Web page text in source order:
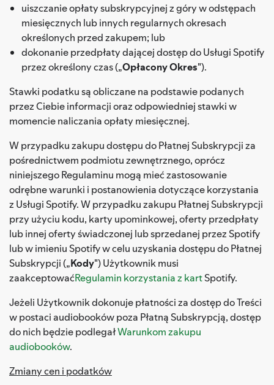
uiszczanie opłaty subskrypcyjnej z góry w odstępach
miesięcznych lub innych regularnych okresach
określonych przed zakupem; lub
dokonanie przedpłaty dającej dostęp do Usługi Spotify
przez określony czas („Opłacony Okres").
Stawki podatku są obliczane na podstawie podanych
przez Ciebie informacji oraz odpowiedniej stawki w
momencie naliczania opłaty miesięcznej.
W przypadku zakupu dostępu do Płatnej Subskrypcji za
pośrednictwem podmiotu zewnętrznego, oprócz
niniejszego Regulaminu mogą mieć zastosowanie
odrębne warunki i postanowienia dotyczące korzystania
z Usługi Spotify. W przypadku zakupu Płatnej Subskrypcji
przy użyciu kodu, karty upominkowej, oferty przedpłaty
lub innej oferty świadczonej lub sprzedanej przez Spotify
lub w imieniu Spotify w celu uzyskania dostępu do Płatnej
Subskrypcji („Kody") Użytkownik musi
zaakceptowaćRegulamin korzystania z kartSpotify.
Jeżeli Użytkownik dokonuje płatności za dostęp do Treści
w postaci audiobooków poza Płatną Subskrypcją, dostęp
do nich będzie podlegałWarunkom zakupu
audiobooków.
Zmiany cen i podatków